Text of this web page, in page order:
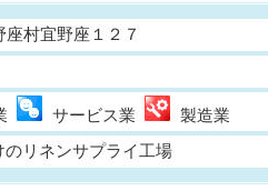
村宜野座１２７
サービス業
製造業
リネンサプライ工場